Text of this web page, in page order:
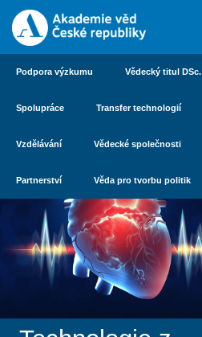
Podpora výzkumu Vědecký titul DSc.
Spolupráce Transfer technologií
Vzdělávání Vědecké společnosti
Partnerství Věda pro tvorbu politik